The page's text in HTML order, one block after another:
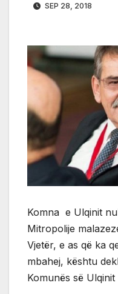
SEP 28, 2018
Komna e Ulqinit
Mitropolije
Vjetër, e as që ka
mbahej, kështu
Komunës së